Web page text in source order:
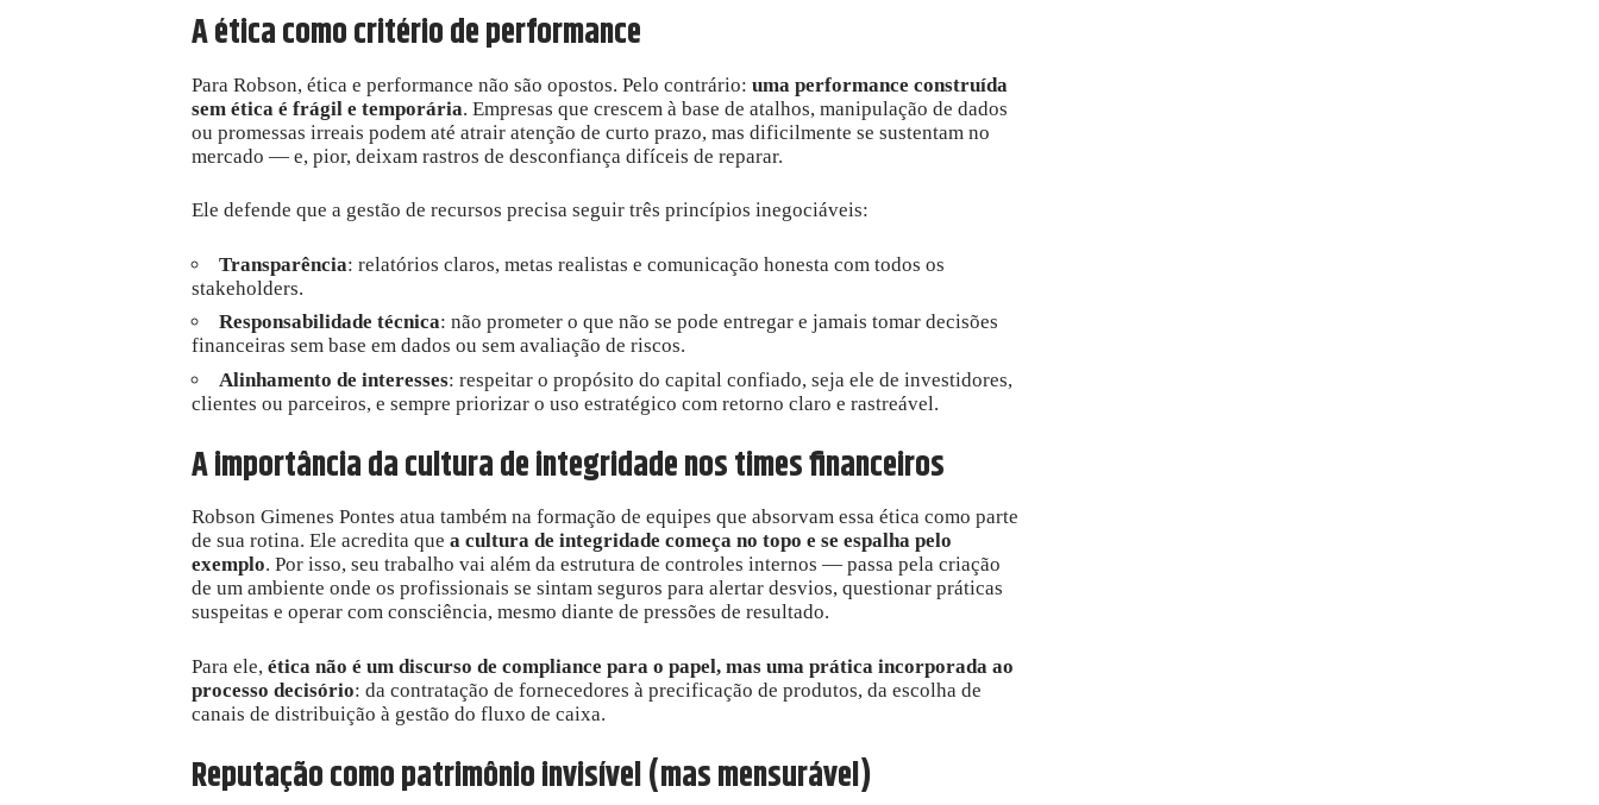
A ética como critério de performance
Para Robson, ética e performance não são opostos. Pelo contrário: uma performance construída
sem ética é frágil e temporária. Empresas que crescem à base de atalhos, manipulação de dados
ou promessas irreais podem até atrair atenção de curto prazo, mas dificilmente se sustentam no
mercado — e, pior, deixam rastros de desconfiança difíceis de reparar.
Ele defende que a gestão de recursos precisa seguir três princípios inegociáveis:
Transparência: relatórios claros, metas realistas e comunicação honesta com todos os
stakeholders.
Responsabilidade técnica: não prometer o que não se pode entregar e jamais tomar decisões
financeiras sem base em dados ou sem avaliação de riscos.
Alinhamento de interesses: respeitar o propósito do capital confiado, seja ele de investidores,
clientes ou parceiros, e sempre priorizar o uso estratégico com retorno claro e rastreável.
A importância da cultura de integridade nos times financeiros
Robson Gimenes Pontes atua também na formação de equipes que absorvam essa ética como parte
de sua rotina. Ele acredita que a cultura de integridade começa no topo e se espalha pelo
exemplo. Por isso, seu trabalho vai além da estrutura de controles internos — passa pela criação
de um ambiente onde os profissionais se sintam seguros para alertar desvios, questionar práticas
suspeitas e operar com consciência, mesmo diante de pressões de resultado.
Para ele, ética não é um discurso de compliance para o papel, mas uma prática incorporada ao
processo decisório: da contratação de fornecedores à precificação de produtos, da escolha de
canais de distribuição à gestão do fluxo de caixa.
Reputação como patrimônio invisível (mas mensurável)